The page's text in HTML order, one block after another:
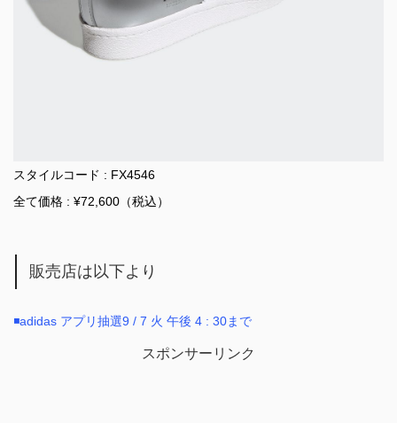
スタイルコード : FX4546
全て価格 : ¥72,600（税込）
販売店は以下より
◾️adidas アプリ抽選9 / 7 火 午後 4 : 30まで
スポンサーリンク